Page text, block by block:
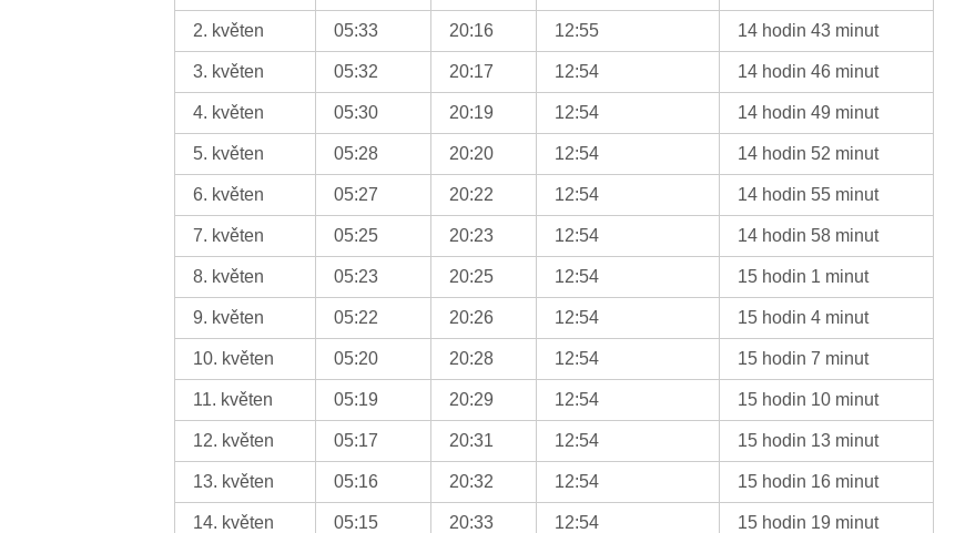
2. květen 05:33 20:16 12:55 14 hodin 43 minut
3. květen 05:32 20:17 12:54 14 hodin 46 minut
4. květen 05:30 20:19 12:54 14 hodin 49 minut
5. květen 05:28 20:20 12:54 14 hodin 52 minut
6. květen 05:27 20:22 12:54 14 hodin 55 minut
7. květen 05:25 20:23 12:54 14 hodin 58 minut
8. květen 05:23 20:25 12:54 15 hodin 1 minut
9. květen 05:22 20:26 12:54 15 hodin 4 minut
10. květen 05:20 20:28 12:54 15 hodin 7 minut
11. květen 05:19 20:29 12:54 15 hodin 10 minut
12. květen 05:17 20:31 12:54 15 hodin 13 minut
13. květen 05:16 20:32 12:54 15 hodin 16 minut
14. květen 05:15 20:33 12:54 15 hodin 19 minut